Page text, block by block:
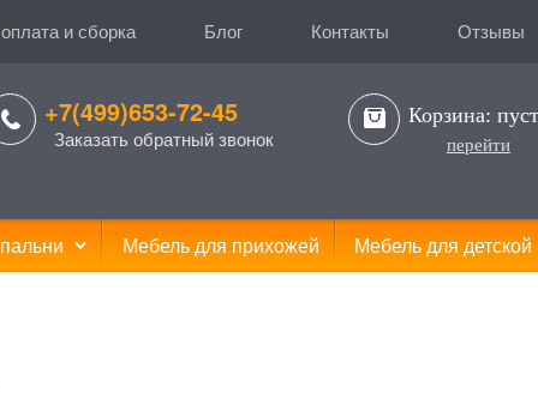
и сборка Блог Контакты Отзывы
+7(499)653-72-45
Заказать обратный звонок
Корзина:
перейти
Мебель для прихожей Мебель для детской